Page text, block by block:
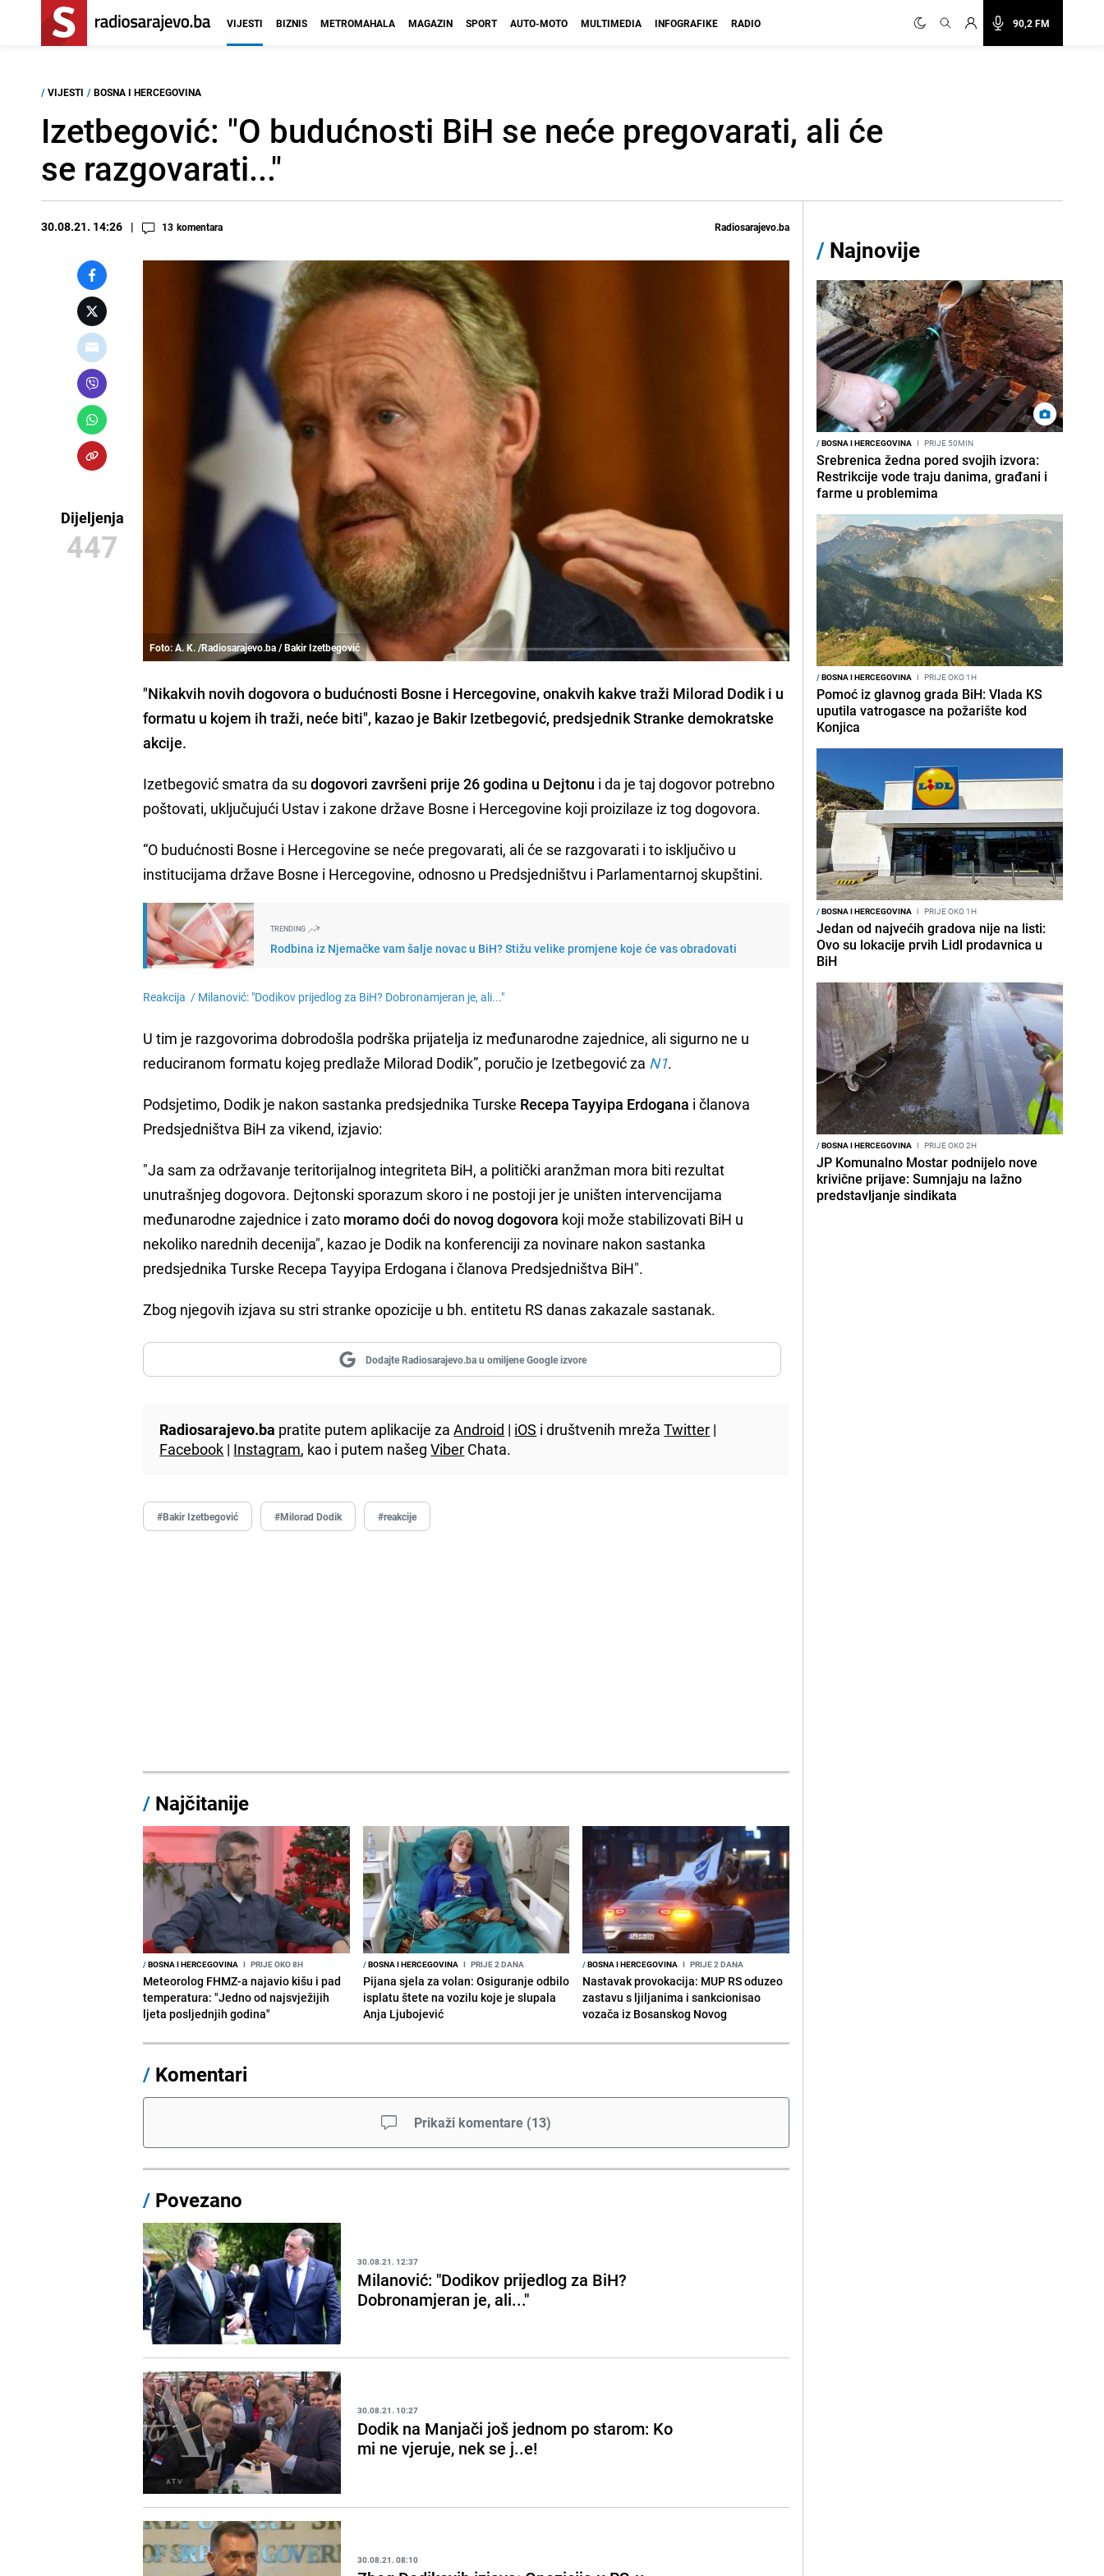
90,2 FM
VIJESTI BIZNIS METROMAHALA MAGAZIN SPORT AUTO-MOTO MULTIMEDIA INFOGRAFIKE RADIO
/ VIJESTI / BOSNA I HERCEGOVINA
Izetbegović: "O budućnosti BiH se neće pregovarati, ali će
se razgovarati..."
30.08.21. 14:26 13 komentara Radiosarajevo.ba
Dijeljenja
447
Foto: A. K. /Radiosarajevo.ba / Bakir Izetbegović
"Nikakvih novih dogovora o budućnosti Bosne i Hercegovine, onakvih kakve traži Milorad Dodik i u
formatu u kojem ih traži, neće biti", kazao je Bakir Izetbegović, predsjednik Stranke demokratske
akcije.
Izetbegović smatra da su dogovori završeni prije 26 godina u Dejtonu i da je taj dogovor potrebno
poštovati, uključujući Ustav i zakone države Bosne i Hercegovine koji proizilaze iz tog dogovora.
“O budućnosti Bosne i Hercegovine se neće pregovarati, ali će se razgovarati i to isključivo u
institucijama države Bosne i Hercegovine, odnosno u Predsjedništvu i Parlamentarnoj skupštini.
TRENDING
Rodbina iz Njemačke vam šalje novac u BiH? Stižu velike promjene koje će vas obradovati
Reakcija / Milanović: "Dodikov prijedlog za BiH? Dobronamjeran je, ali..."
U tim je razgovorima dobrodošla podrška prijatelja iz međunarodne zajednice, ali sigurno ne u
reduciranom formatu kojeg predlaže Milorad Dodik”, poručio je Izetbegović za N1.
Podsjetimo, Dodik je nakon sastanka predsjednika Turske Recepa Tayyipa Erdogana i članova
Predsjedništva BiH za vikend, izjavio:
"Ja sam za održavanje teritorijalnog integriteta BiH, a politički aranžman mora biti rezultat
unutrašnjeg dogovora. Dejtonski sporazum skoro i ne postoji jer je uništen intervencijama
međunarodne zajednice i zato moramo doći do novog dogovora koji može stabilizovati BiH u
nekoliko narednih decenija", kazao je Dodik na konferenciji za novinare nakon sastanka
predsjednika Turske Recepa Tayyipa Erdogana i članova Predsjedništva BiH".
Zbog njegovih izjava su stri stranke opozicije u bh. entitetu RS danas zakazale sastanak.
Dodajte Radiosarajevo.ba u omiljene Google izvore
Radiosarajevo.ba pratite putem aplikacije zaAndroid | iOS i društvenih mrežaTwitter |
Facebook | Instagram, kao i putem našegViber Chata.
#Bakir Izetbegović #Milorad Dodik #reakcije
/ Najčitanije
/BOSNA I HERCEGOVINA I PRIJE OKO 8H
Meteorolog FHMZ-a najavio kišu i pad
temperatura: "Jedno od najsvježijih
ljeta posljednjih godina"
/BOSNA I HERCEGOVINA I PRIJE 2 DANA
Pijana sjela za volan: Osiguranje odbilo
isplatu štete na vozilu koje je slupala
Anja Ljubojević
/BOSNA I HERCEGOVINA I PRIJE 2 DANA
Nastavak provokacija: MUP RS oduzeo
zastavu s ljiljanima i sankcionisao
vozača iz Bosanskog Novog
/ Komentari
Prikaži komentare (13)
/ Povezano
30.08.21. 12:37
Milanović: "Dodikov prijedlog za BiH?
Dobronamjeran je, ali..."
30.08.21. 10:27
Dodik na Manjači još jednom po starom: Ko
mi ne vjeruje, nek se j..e!
30.08.21. 08:10
/ Najnovije
/BOSNA I HERCEGOVINA I PRIJE 50MIN
Srebrenica žedna pored svojih izvora:
Restrikcije vode traju danima, građani i
farme u problemima
/BOSNA I HERCEGOVINA I PRIJE OKO 1H
Pomoć iz glavnog grada BiH: Vlada KS
uputila vatrogasce na požarište kod
Konjica
/BOSNA I HERCEGOVINA I PRIJE OKO 1H
Jedan od najvećih gradova nije na listi:
Ovo su lokacije prvih Lidl prodavnica u
BiH
/BOSNA I HERCEGOVINA I PRIJE OKO 2H
JP Komunalno Mostar podnijelo nove
krivične prijave: Sumnjaju na lažno
predstavljanje sindikata